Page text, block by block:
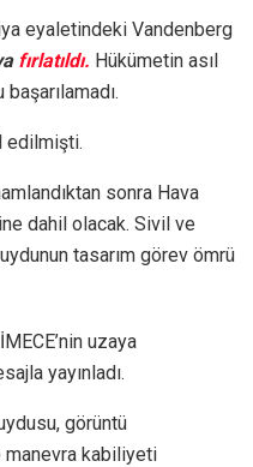
eyaletindeki Vandenberg
fırlatıldı. Hükümetin asıl
edilmişti.
sonra Hava
dahil olacak. Sivil ve
tasarım görev ömrü
uzaya
yayınladı.
görüntü
manevra kabiliyeti